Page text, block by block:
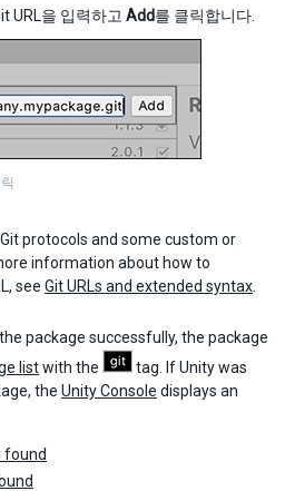
URL을 입력하고 Add를 클릭합니다.
protocols and some custom or
information about how to
see Git URLs and extended syntax
package successfully, the package
listwith the
tag. If Unity was
the Unity Console displays an
found